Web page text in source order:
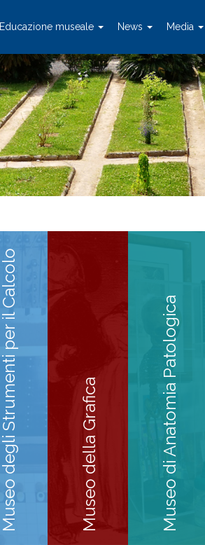
Educazione museale News Media
Museo degli Strumenti per il Calcolo Museo della Grafica Museo di Anatomia Patologica